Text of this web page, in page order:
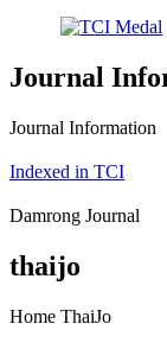
Journal
Journal Information
Indexed in TCI
Damrong Journal
thaijo
Home ThaiJo